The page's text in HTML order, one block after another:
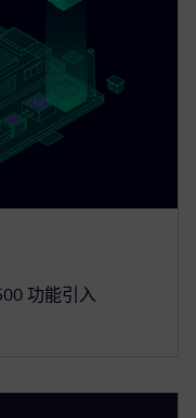
功能引入